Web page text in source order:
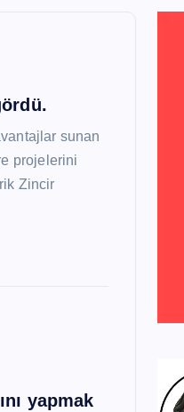
sunan
projelerini
Zincir
yapmak